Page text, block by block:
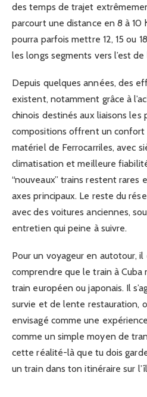
des temps de trajet
parcourt une distance en 8 à 10
pourra parfois mettre 12, 15 ou
les longs segments vers l’est de
Depuis quelques années, des
existent, notamment grâce à
chinois destinés aux liaisons les
compositions offrent un confort
matériel de Ferrocarriles, avec
climatisation et meilleure
“nouveaux” trains restent rares
axes principaux. Le reste du
avec des voitures anciennes,
entretien qui peine à suivre.
Pour un voyageur en autotour,
comprendre que le train à Cuba
train européen ou japonais. Il
survie et de lente restauration,
envisagé comme une
comme un simple moyen de
cette réalité-là que tu dois
un train dans ton itinéraire sur